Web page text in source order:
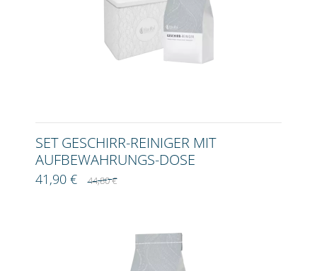
SET GESCHIRR-REINIGER MIT
AUFBEWAHRUNGS-DOSE
41,90 €44,80 €